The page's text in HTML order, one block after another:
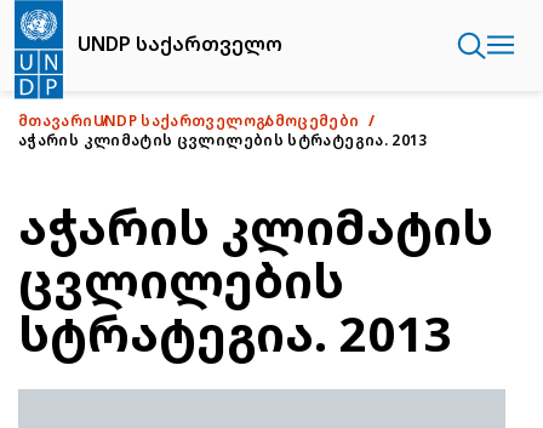
Skip
main
content
UNDP საქართველო
ᲛᲗᲐᲕᲐᲠᲘUNDP ᲡᲐᲥᲐᲠᲗᲕᲔᲚᲝᲒᲐᲛᲝᲪᲔᲛᲔᲑᲘ
ᲐᲭᲐᲠᲘᲡ ᲙᲚᲘᲛᲐᲢᲘᲡ ᲪᲕᲚᲘᲚᲔᲑᲘᲡ ᲡᲢᲠᲐᲢᲔᲒᲘᲐ. 2013
აჭარის კლიმატის
ცვლილების
სტრატეგია. 2013